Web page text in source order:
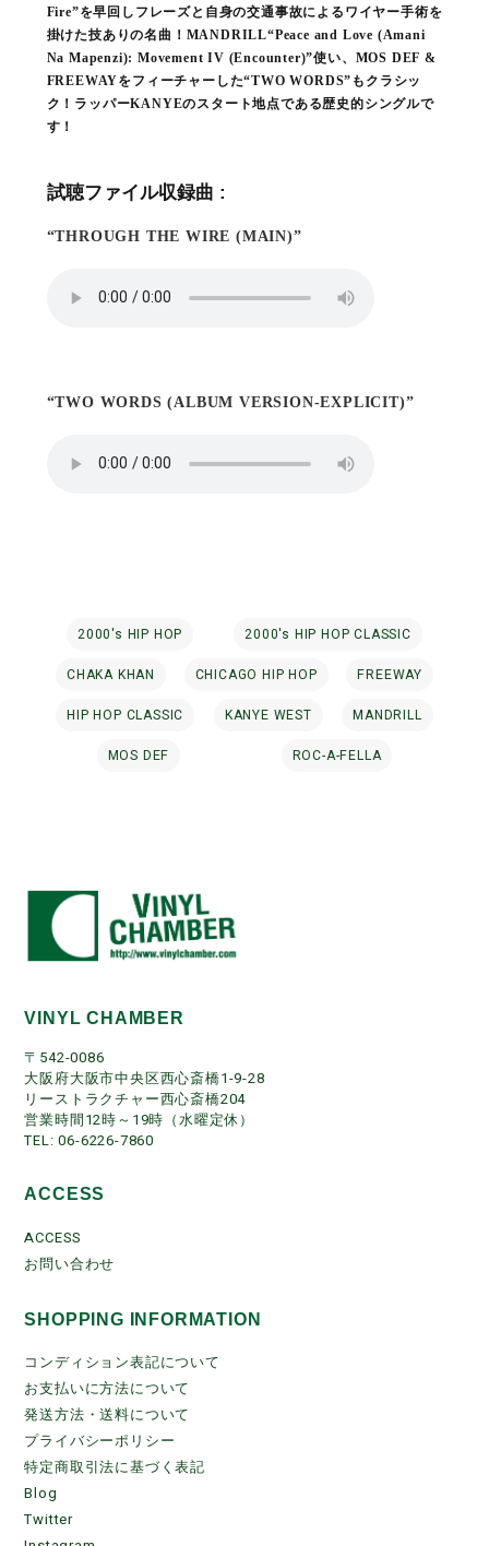
Fire”を早回しフレーズと自身の交通事故によるワイヤー手術を
掛けた技ありの名曲！MANDRILL“Peace and Love (Amani
Na Mapenzi): Movement IV (Encounter)”使い、MOS DEF &
FREEWAYをフィーチャーした“TWO WORDS”もクラシッ
ク！ラッパーKANYEのスタート地点である歴史的シングルで
す！
試聴ファイル収録曲 :
“THROUGH THE WIRE (MAIN)”
“TWO WORDS (ALBUM VERSION-EXPLICIT)”
2000's HIP HOP 2000's HIP HOP CLASSIC
CHAKA KHAN CHICAGO HIP HOP FREEWAY
HIP HOP CLASSIC KANYE WEST MANDRILL
MOS DEF ROC-A-FELLA
VINYL CHAMBER
〒542-0086
大阪府大阪市中央区西心斎橋1-9-28
リーストラクチャー西心斎橋204
営業時間12時～19時（水曜定休）
TEL: 06-6226-7860
ACCESS
ACCESS
お問い合わせ
SHOPPING INFORMATION
コンディション表記について
お支払いに方法について
発送方法・送料について
プライバシーポリシー
特定商取引法に基づく表記
Blog
Twitter